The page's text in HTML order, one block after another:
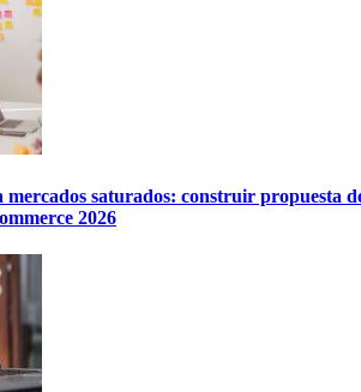
mercados saturados: construir propuesta
2026